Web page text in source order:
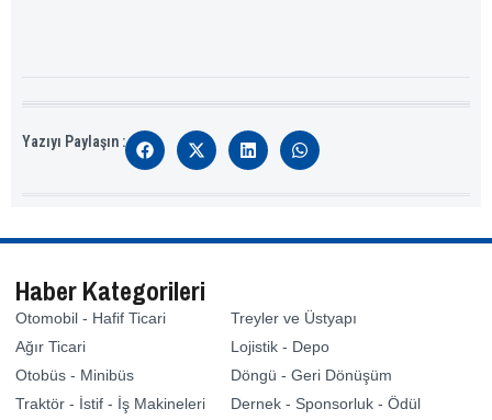
Yazıyı Paylaşın :
Haber Kategorileri
Otomobil - Hafif Ticari
Ağır Ticari
Otobüs - Minibüs
Traktör - İstif - İş Makineleri
Treyler ve Üstyapı
Lojistik - Depo
Döngü - Geri Dönüşüm
Dernek - Sponsorluk - Ödül